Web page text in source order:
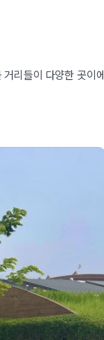
리들이 다양한 곳이에